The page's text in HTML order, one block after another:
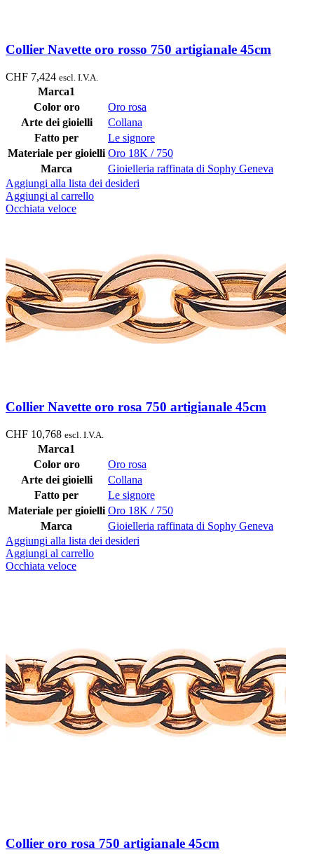
Collier Navette oro rosso 750 artigianale 45cm
CHF 7,424 escl. I.V.A.
Marca1
Color oro
Oro rosa
Arte dei gioielli
Collana
Fatto per
Le signore
Materiale per gioielli Oro 18K / 750
Marca
Gioielleria raffinata di Sophy Geneva
Aggiungi alla lista dei desideri
Aggiungi al carrello
Occhiata veloce
Collier Navette oro rosa 750 artigianale 45cm
CHF 10,768 escl. I.V.A.
Marca1
Color oro
Oro rosa
Arte dei gioielli
Collana
Fatto per
Le signore
Materiale per gioielli Oro 18K / 750
Marca
Gioielleria raffinata di Sophy Geneva
Aggiungi alla lista dei desideri
Aggiungi al carrello
Occhiata veloce
Collier oro rosa 750 artigianale 45cm